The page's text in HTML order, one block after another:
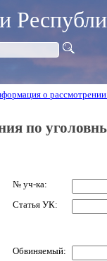
о рассмотрении
по
№ уч-ка:
Статья УК:
Обвиняемый: